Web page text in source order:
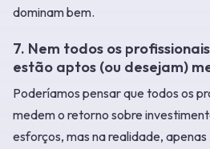
dominam bem.
7. Nem todos os
estão aptos (ou desejam)
Poderíamos pensar que todos os
medem o retorno sobre
esforços, mas na realidade,